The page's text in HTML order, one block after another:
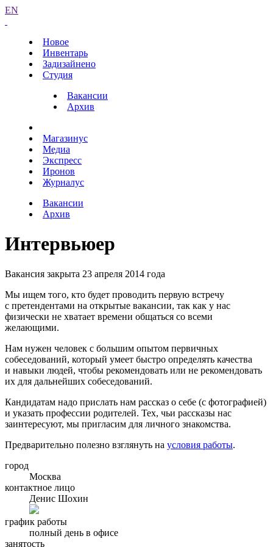
EN
Новое
Инвентарь
Задизайнено
Студия
Вакансии
Архив
Магазинус
Медиа
Экспресс
Иронов
Журналус
Вакансии
Архив
Интервьюер
Вакансия закрыта 23 апреля 2014 года
Мы ищем того, кто будет проводить первую встречу
с претендентами на открытые вакансии, так как у нас
физически не хватает времени общаться со всеми
желающими.
Нам нужен человек с большим опытом первичных
собеседований, который умеет быстро определять качества
и навыки людей, чтобы рекомендовать или не рекомендовать
их для дальнейших собеседований.
Кандидатам надо прислать нам рассказ о себе (с фотографией)
и указать профессии родителей. Тех, чьи рассказы нас
заинтересуют, мы пригласим для личного знакомства.
Предварительно полезно взглянуть на условия работы.
город
Москва
контактное лицо
Денис Шохин
график работы
полный день в офисе
занятость